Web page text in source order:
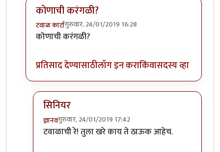
कोणाची करंगळी?
टवाळ कार्टागुरुवार, 24/01/2019 16:28
In reply toप्रतिसादकर्ते
कोणाची करंगळी?
प्रतिसाद देण्यासाठीलॉग इन कराकिंवासदस्य व्हा
सिनियर
ज्ञानवगुरुवार, 24/01/2019 17:42
In reply toकोणाची करंगळी?byटवाळ कार्टा
टवाळाची रे! तुला खरे काय ते ठाऊक आहेच.